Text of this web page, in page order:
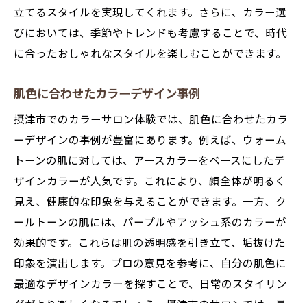
立てるスタイルを実現してくれます。さらに、カラー選
びにおいては、季節やトレンドも考慮することで、時代
に合ったおしゃれなスタイルを楽しむことができます。
肌色に合わせたカラーデザイン事例
摂津市でのカラーサロン体験では、肌色に合わせたカラ
ーデザインの事例が豊富にあります。例えば、ウォーム
トーンの肌に対しては、アースカラーをベースにしたデ
ザインカラーが人気です。これにより、顔全体が明るく
見え、健康的な印象を与えることができます。一方、ク
ールトーンの肌には、パープルやアッシュ系のカラーが
効果的です。これらは肌の透明感を引き立て、垢抜けた
印象を演出します。プロの意見を参考に、自分の肌色に
最適なデザインカラーを探すことで、日常のスタイリン